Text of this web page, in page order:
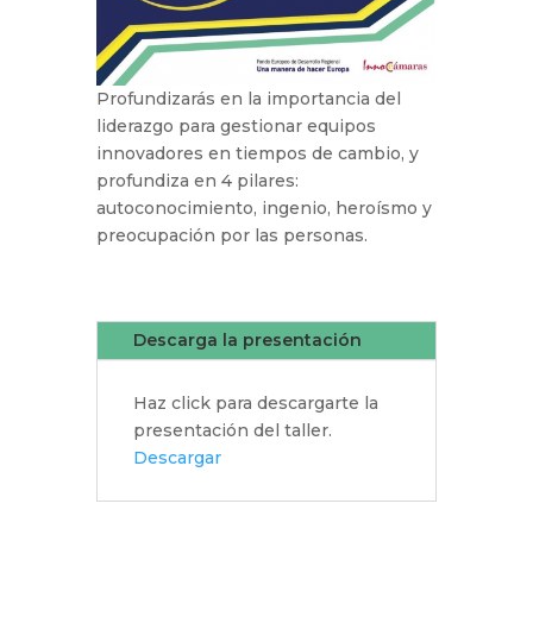
Profundizarás en la importancia del
liderazgo para gestionar equipos
innovadores en tiempos de cambio, y
profundiza en 4 pilares:
autoconocimiento, ingenio, heroísmo y
preocupación por las personas.
Descarga la presentación
Haz click para descargarte la
presentación del taller.
Descargar